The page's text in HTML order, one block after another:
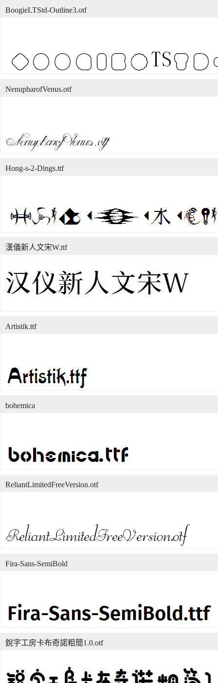
BoogieLTStd-Outline3.otf
NenupharofVenus.otf
Hong-s-2-Dings.ttf
漢儀新人文宋W.ttf
Artistik.ttf
bohemica
ReliantLimitedFreeVersion.otf
Fira-Sans-SemiBold
銳字工房卡布奇諾粗簡1.0.otf